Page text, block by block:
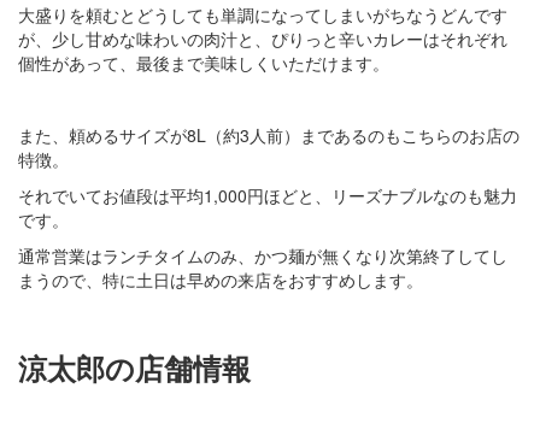
大盛りを頼むとどうしても単調になってしまいがちなうどんです
が、少し甘めな味わいの肉汁と、ぴりっと辛いカレーはそれぞれ
個性があって、最後まで美味しくいただけます。
また、頼めるサイズが8L（約3人前）まであるのもこちらのお店の
特徴。
それでいてお値段は平均1,000円ほどと、リーズナブルなのも魅力
です。
通常営業はランチタイムのみ、かつ麺が無くなり次第終了してし
まうので、特に土日は早めの来店をおすすめします。
涼太郎の店舗情報